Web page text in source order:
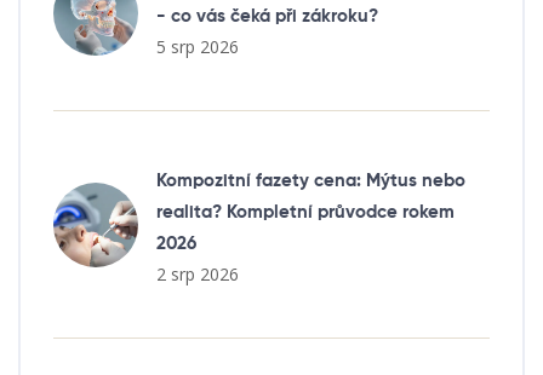
- co vás čeká při zákroku?
5 srp 2026
Kompozitní fazety cena: Mýtus nebo
realita? Kompletní průvodce rokem
2026
2 srp 2026